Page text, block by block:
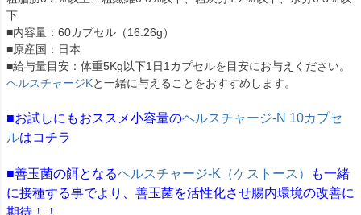
下
■内容量：60カプセル（16.26g）
■原産国：日本
■給与量目安：体重5Kg以下1日1カプセルを目安にお与えください。
ヘルスチャージKと一緒に与えることをおすすめします。
■お試しにもおススメ小容量のヘルスチャージ-N 10カプセ
ルはコチラ
■善玉菌の餌となるヘルスチャージ-K（ケストース）
も一緒
に接種する事でより、善玉菌を活性化させ腸内環境の改善に
期待！！